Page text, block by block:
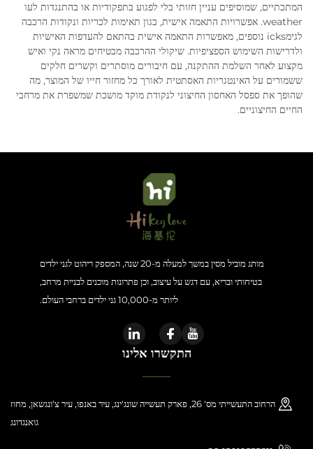
המתכתיים, שמוסיפים עניין חזותי בלי לפגוע בתפקודיות או בהתנגדות לעו
weather. אפשרויות התאמה אישית, כגון תאימות לכריות ונקודות הרכבה
לגימicks נוספים, מאפשרות התאמה אישית בהתאם להעדפות האישיות
ולדרישות השימוש הספציפיות. שיקולי ההרכבה מבטיחים מראה נקי ואיש
מקצוע לאחר השלמת ההתקנה, עם חיבורים מוסתרים וקשרים חלקים
ששמורים על האינטגריות האסתטית לאורך כל מחזור חייו של המוצר, מה
שהופך את ספסל האחסון החיצוני לנקודת מוקד מושכת שמשפרת את מרחבי
החיים החיצוניים.
מותג מוביל מסין במשך למעלה מ-20 שנה, המספק ריהוט לגני ילדים
בטיחותי ובריא, עם דגש על עיצוב, וכן פתרונות מוכנים לבניית מרחב,
ליותר מ-10,000 גני ילדים ברחבי העולם.
התקשרו אלינו
הרחוב התעשייתי מס' 26, פארק תעשייה שונג'ינג, עיר באנפו, עיר צ'ונגשאן, מחוז
גואנגדונג